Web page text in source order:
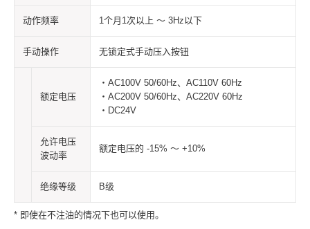
动作频率 1个月1次以上 ～ 3Hz以下
手动操作 无锁定式手动压入按钮
额定电压
・AC100V 50/60Hz、AC110V 60Hz
・AC200V 50/60Hz、AC220V 60Hz
・DC24V
允许电压
波动率
额定电压的 -15% ～ +10%
绝缘等级 B级
* 即使在不注油的情况下也可以使用。